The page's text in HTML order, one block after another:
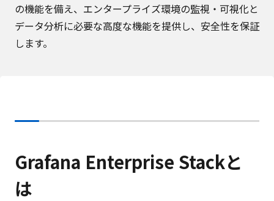
の機能を備え、エンタープライズ環境の監視・可視化と
データ分析に必要な高度な機能を提供し、安全性を保証
します。
Grafana Enterprise Stackと
は